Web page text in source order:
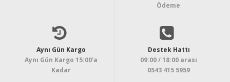
Ödeme
Aynı Gün Kargo
Aynı Gün Kargo 15:00'a
Kadar
Destek Hattı
09:00 / 18:00 arası
0543 415 5959